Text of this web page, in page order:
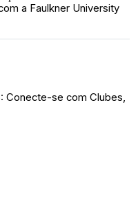
a Faulkner University
Conecte-se com Clubes,